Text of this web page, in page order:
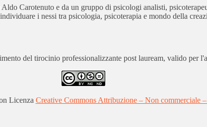
Carotenuto e da un gruppo di psicologi analisti,
i nessi tra psicologia, psicoterapia e mondo della
del tirocinio professionalizzante post lauream, valido per
Licenza Creative Commons Attribuzione – Non commerciale